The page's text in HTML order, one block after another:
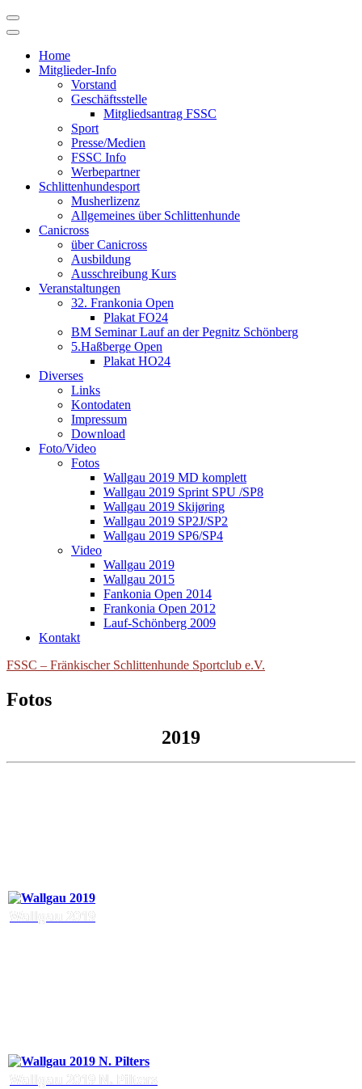
Skip
to
Home
Mitglieder-Info
Vorstand
Geschäftsstelle
Mitgliedsantrag FSSC
Sport
Presse/Medien
FSSC Info
Werbepartner
Schlittenhundesport
Musherlizenz
Allgemeines über Schlittenhunde
Canicross
über Canicross
Ausbildung
Ausschreibung Kurs
Veranstaltungen
32. Frankonia Open
Plakat FO24
BM Seminar Lauf an der Pegnitz Schönberg
5.Haßberge Open
Plakat HO24
Diverses
Links
Kontodaten
Impressum
Download
Foto/Video
Fotos
Wallgau 2019 MD komplett
Wallgau 2019 Sprint SPU /SP8
Wallgau 2019 Skijøring
Wallgau 2019 SP2J/SP2
Wallgau 2019 SP6/SP4
Video
Wallgau 2019
Wallgau 2015
Fankonia Open 2014
Frankonia Open 2012
Lauf-Schönberg 2009
Kontakt
FSSC – Fränkischer Schlittenhunde Sportclub e.V.
Fotos
2019
Wallgau 2019
Wallgau 2019 N. Pilters